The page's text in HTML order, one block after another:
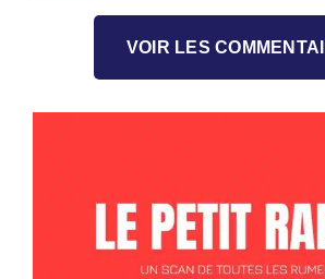
VOIR LES